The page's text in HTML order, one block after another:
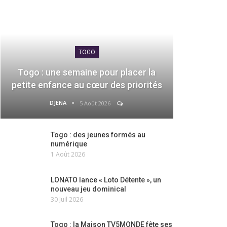
TOGO
Togo : une semaine pour placer la
petite enfance au cœur des priorités
DJENA 5 Août 2026
Togo : des jeunes formés au
numérique
1 Août 2026
LONATO lance « Loto Détente », un
nouveau jeu dominical
30 Juil 2026
Togo : la Maison TV5MONDE fête ses